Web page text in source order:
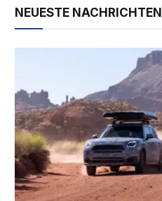
NEUESTE NACHRICHTEN